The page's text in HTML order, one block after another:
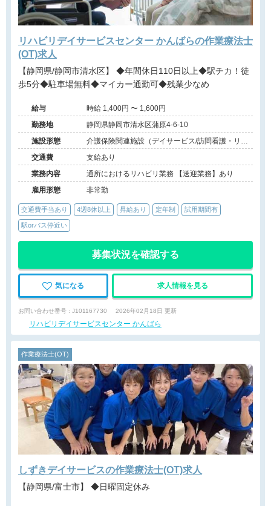
リハビリデイサービスセンター かんばらの作業療法士
(OT)求人
【静岡県/静岡市清水区】 ◆年間休日110日以上◆駅チカ！徒
歩5分◆駐車場無料◆マイカー通勤可◆残業少なめ
給与
時給 1,400円 〜 1,600円
勤務地
静岡県静岡市清水区蒲原4-6-10
施設形態
介護保険関連施設（デイサービス/訪問看護・リ
ハ）
交通費
支給あり
業務内容
通所におけるリハビリ業務 【送迎業務】あり
雇用形態
非常勤
交通費手当あり 4週8休以上 昇給あり 定年制 試用期間有
駅orバス停近い
募集状況を確認する
気になる 求人情報を見る
お問い合わせ番号 : J101167730 2026年02月18日 更新
リハビリデイサービスセンター かんばら
作業療法士(OT)
しずきデイサービスの作業療法士(OT)求人
【静岡県/富士市】 ◆日曜固定休み